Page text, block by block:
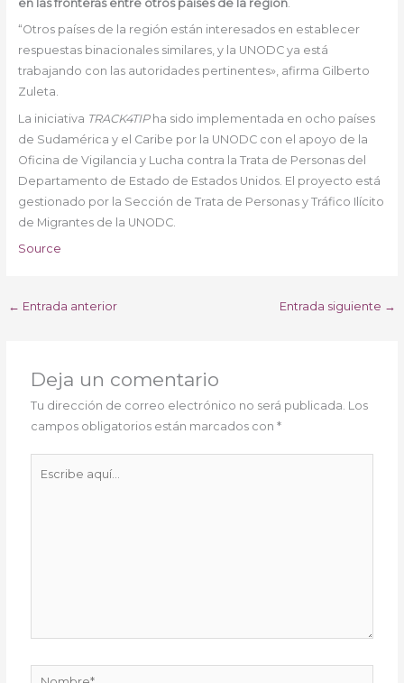
en las fronteras entre otros países de la región.
“Otros países de la región están interesados en establecer
respuestas binacionales similares, y la UNODC ya está
trabajando con las autoridades pertinentes», afirma Gilberto
Zuleta.
La iniciativa TRACK4TIPha sido implementada en ocho países
de Sudamérica y el Caribe por la UNODC con el apoyo de la
Oficina de Vigilancia y Lucha contra la Trata de Personas del
Departamento de Estado de Estados Unidos. El proyecto está
gestionado por la Sección de Trata de Personas y Tráfico Ilícito
de Migrantes de la UNODC.
Source
← Entrada anterior Entrada siguiente →
Deja un comentario
Tu dirección de correo electrónico no será publicada. Los
campos obligatorios están marcados con*
Nombre*